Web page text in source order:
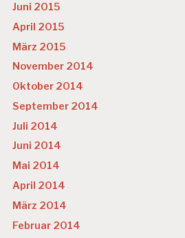
Juni 2015
April 2015
März 2015
November 2014
Oktober 2014
September 2014
Juli 2014
Juni 2014
Mai 2014
April 2014
März 2014
Februar 2014